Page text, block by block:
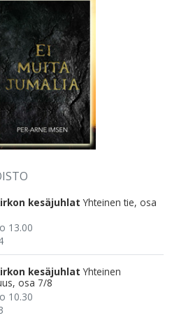
kesäjuhlat Yhteinen tie, osa
13.00
kesäjuhlat Yhteinen
osa 7/8
10.30